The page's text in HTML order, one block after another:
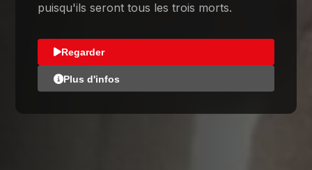
puisqu'ils seront tous les trois morts.
Regarder
Plus d'infos